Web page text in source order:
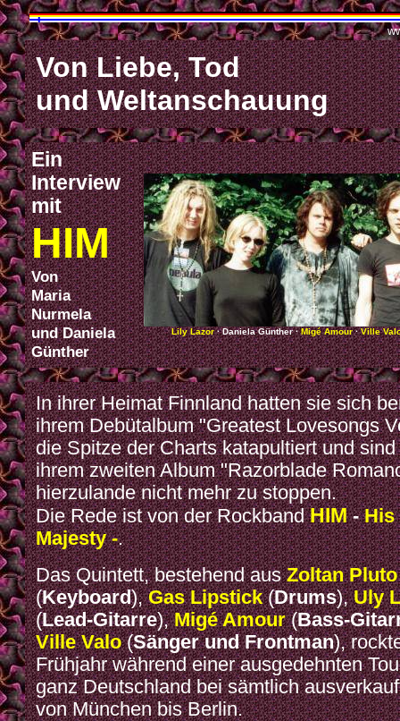
Von Liebe, Tod
und Weltanschauung
Ein
Interview
mit
HIM
Von
Maria
Nurmela
und Daniela
Günther
Lily Lazor· Daniela Günther ·Migé Amour·Ville
In ihrer Heimat Finnland hatten sie sich
ihrem Debütalbum "Greatest Lovesongs
die Spitze der Charts katapultiert und
ihrem zweiten Album "Razorblade
hierzulande nicht mehr zu stoppen.
Die Rede ist von der RockbandHIM-His
Majesty -.
Das Quintett, bestehend ausZoltan Pluto
(Keyboard),Gas Lipstick(Drums),Uly
(Lead-Gitarre),Migé Amour(Bass-
Ville Valo(Sänger und Frontman),
Frühjahr während einer ausgedehnten
ganz Deutschland bei sämtlich
von München bis Berlin.